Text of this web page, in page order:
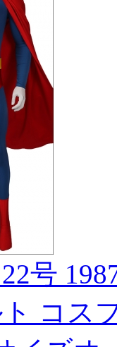
号
コスプ